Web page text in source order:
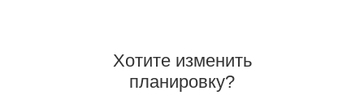
Хотите изменить
планировку?